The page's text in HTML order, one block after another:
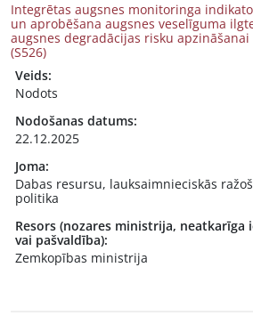
Integrētas augsnes monitoringa
un aprobēšana augsnes veselīguma
augsnes degradācijas risku
(S526)
Veids:
Nodots
Nodošanas datums:
22.12.2025
Joma:
Dabas resursu, lauksaimnieciskās
politika
Resors (nozares ministrija, neatkarīga
vai pašvaldība):
Zemkopības ministrija